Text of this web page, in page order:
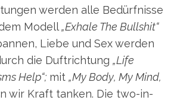
werden alle Bedürfnisse
Modell„Exhale The Bullshit“
Liebe und Sex werden
die Duftrichtung „Life
Help“;mit „My Body, My Mind,
wir Kraft tanken. Die two-in-